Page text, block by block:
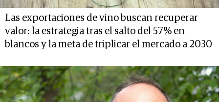
Las exportaciones de vino buscan recuperar
valor: la estrategia tras el salto del 57% en
blancos y la meta de triplicar el mercado a 2030